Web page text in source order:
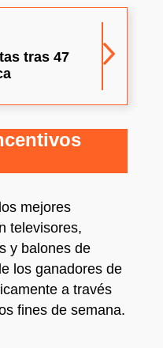
tras 47
mejores
televisores,
y balones de
los ganadores de
a través
fines de semana.